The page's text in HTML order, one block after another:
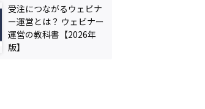
受注につながるウェビナ
ー運営とは？ ウェビナー
運営の教科書【2026年
版】